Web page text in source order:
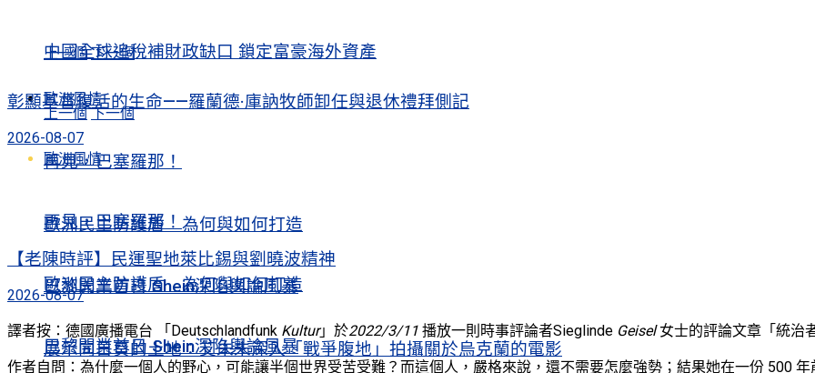
上一個 下一個
歐洲風情
再見，巴塞羅那！
歐洲民主防護盾 為何與如何打造
巴黎開業首日 Shein深陷輿論風暴
展示向日葵的土地：艾未未深入「戰爭腹地」拍攝關於烏克蘭的電影
中國全球追稅補財政缺口 鎖定富豪海外資產
上一個 下一個
歐洲風情
再見，巴塞羅那！
歐洲民主防護盾 為何與如何打造
巴黎開業首日 Shein深陷輿論風暴
彰顯基督復活的生命——羅蘭德·庫訥牧師卸任與退休禮拜側記
2026-08-07
【老陳時評】民運聖地萊比錫與劉曉波精神
2026-08-07
譯者按：德國廣播電台 「Deutschlandfunk Kultur」於2022/3/11 播放一則時事評論者Sieglinde Geisel女士的評論文章「統治
作者自問：為什麼一個人的野心，可能讓半個世界受苦受難？而這個人，嚴格來說，還不需要怎麼強勢；結果她在一份 500 年